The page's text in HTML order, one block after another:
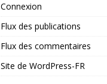
Connexion
Flux des publications
Flux des commentaires
Site de WordPress-FR